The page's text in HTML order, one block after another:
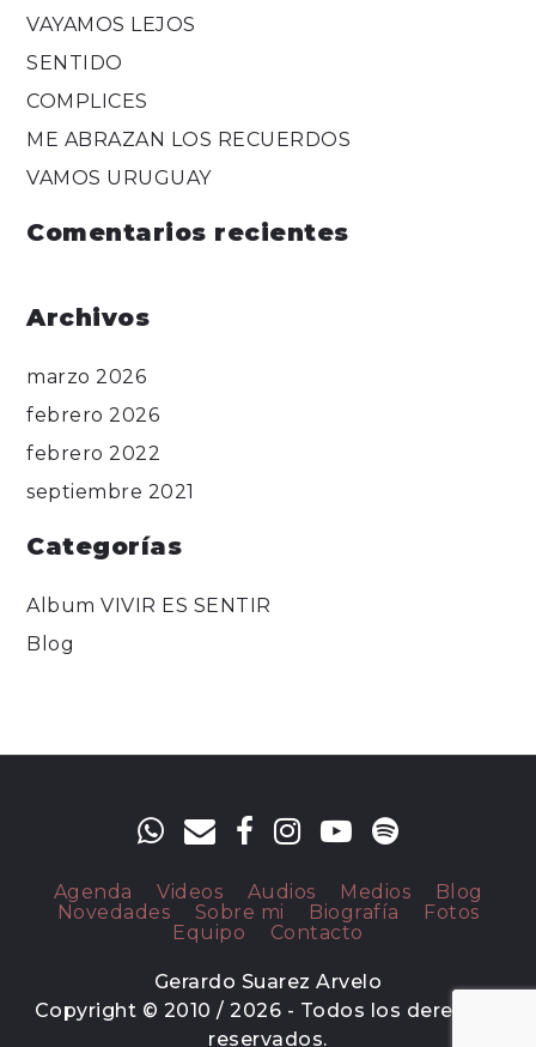
VAYAMOS LEJOS
SENTIDO
COMPLICES
ME ABRAZAN LOS RECUERDOS
VAMOS URUGUAY
Comentarios recientes
Archivos
marzo 2026
febrero 2026
febrero 2022
septiembre 2021
Categorías
Album VIVIR ES SENTIR
Blog
Agenda Videos Audios Medios
Blog
Novedades
Sobre mi Biografía
Fotos
Equipo
Contacto
Gerardo Suarez Arvelo
Copyright © 2010 / 2026 - Todos los derechos
reservados.